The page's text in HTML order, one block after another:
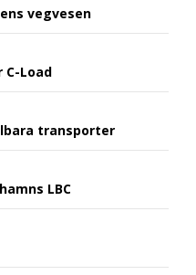
vegvesen
Load
transporter
LBC